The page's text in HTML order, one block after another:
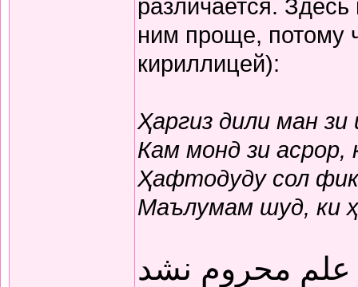
различается.
ним проще, потому
кириллицей):
Ҳаргиз дили ман
Кам монд зи
Ҳафтодуду сол
Маълумам шуд, ки
محروم نشد